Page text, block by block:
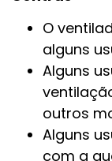
O
alguns
Alguns
outros
Alguns
com a